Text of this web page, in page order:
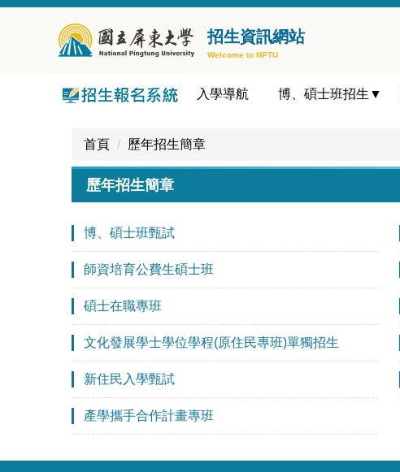
招生資訊網站
Welcome to NPTU
入學導航 博、碩士班招生▼
首頁 歷年招生簡章
歷年招生簡章
博、碩士班甄試
師資培育公費生碩士班
碩士在職專班
文化發展學士學位學程(原住民專班)單獨招生
新住民入學甄試
產學攜手合作計畫專班